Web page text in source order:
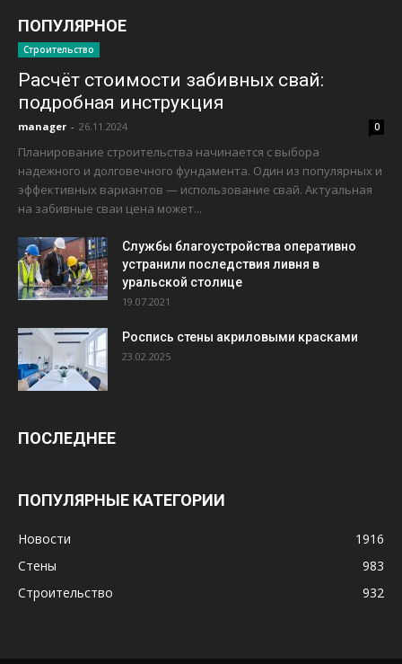
ПОПУЛЯРНОЕ
Строительство
Расчёт стоимости забивных свай:
подробная инструкция
manager - 26.11.2024 0
Планирование строительства начинается с выбора
надежного и долговечного фундамента. Один из популярных и
эффективных вариантов — использование свай. Актуальная
на забивные сваи цена может...
Службы благоустройства оперативно
устранили последствия ливня в
уральской столице
19.07.2021
Роспись стены акриловыми красками
23.02.2025
ПОСЛЕДНЕЕ
ПОПУЛЯРНЫЕ КАТЕГОРИИ
Новости
1916
Стены
983
Строительство
932